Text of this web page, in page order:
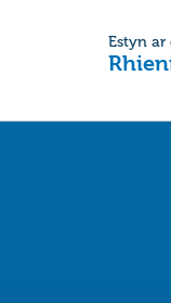
Estyn ar